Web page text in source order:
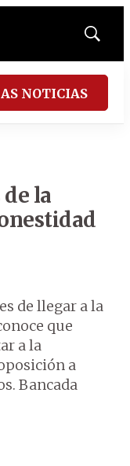
Mostrar
NOTICIAS
la
de llegar a la
que
a la
a
Bancada